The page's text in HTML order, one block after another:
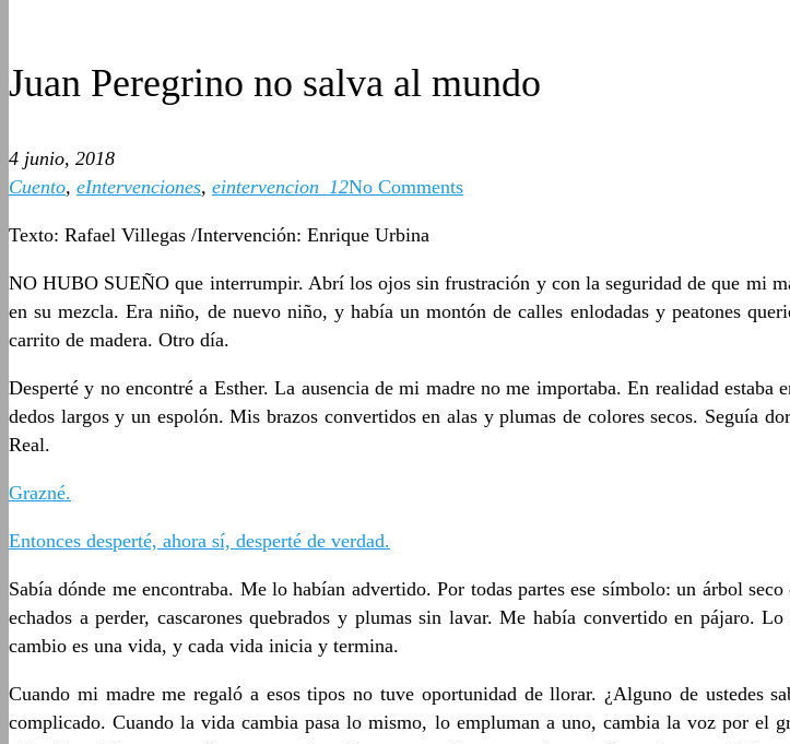
Juan Peregrino no salva al mundo
4 junio, 2018
Cuento, eIntervenciones, eintervencion_12No Comments
Texto: Rafael Villegas /Intervención: Enrique Urbina
NO HUBO SUEÑO que interrumpir. Abrí los ojos sin frustración y con la seguridad de que mi
en su mezcla. Era niño, de nuevo niño, y había un montón de calles enlodadas y peatones
carrito de madera. Otro día.
Desperté y no encontré a Esther. La ausencia de mi madre no me importaba. En realidad
dedos largos y un espolón. Mis brazos convertidos en alas y plumas de colores secos. Seguía
Real.
Grazné.
Entonces desperté, ahora sí, desperté de verdad.
Sabía dónde me encontraba. Me lo habían advertido. Por todas partes ese símbolo: un árbol
echados a perder, cascarones quebrados y plumas sin lavar. Me había convertido en pájaro.
cambio es una vida, y cada vida inicia y termina.
Cuando mi madre me regaló a esos tipos no tuve oportunidad de llorar. ¿Alguno de ustedes
complicado. Cuando la vida cambia pasa lo mismo, lo empluman a uno, cambia la voz por el